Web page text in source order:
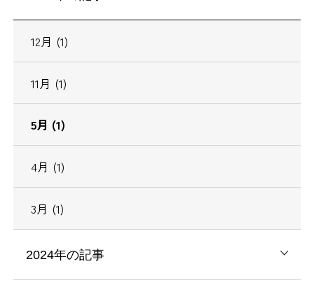
12月 (1)
11月 (1)
5月 (1)
4月 (1)
3月 (1)
2024年の記事